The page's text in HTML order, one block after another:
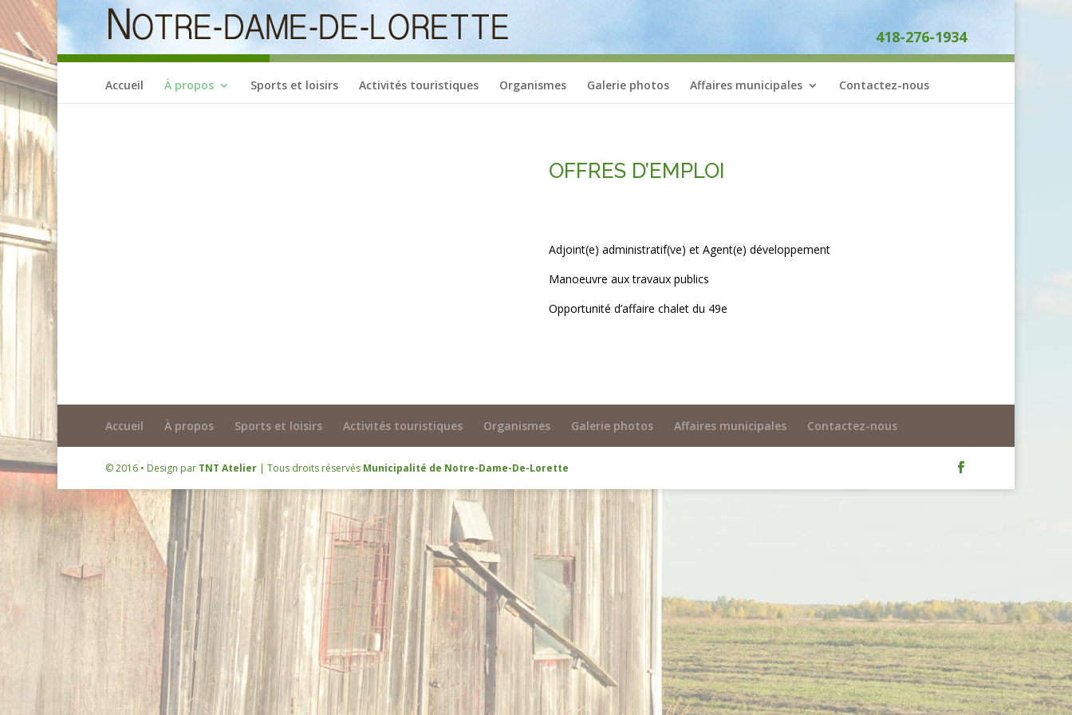
418-276-1934
Accueil À propos Sports et loisirs Activités touristiques Organismes Galerie photos Affaires municipales Contactez-nous
OFFRES D’EMPLOI
Adjoint(e) administratif(ve) et Agent(e) développement
Manoeuvre aux travaux publics
Opportunité d’affaire chalet du 49e
Accueil À propos Sports et loisirs Activités touristiques Organismes Galerie photos Affaires municipales Contactez-nous
© 2016 • Design par TNT Atelier | Tous droits réservés Municipalité de Notre-Dame-De-Lorette